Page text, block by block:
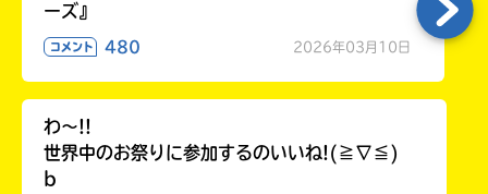
ーズ』
コメント 480 2026年03月10日
わ〜!!
世界中のお祭りに参加するのいいね!(≧∇≦)
b